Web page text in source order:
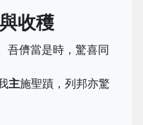
收穫
吾儕當是時，驚喜同
主施聖蹟，列邦亦驚